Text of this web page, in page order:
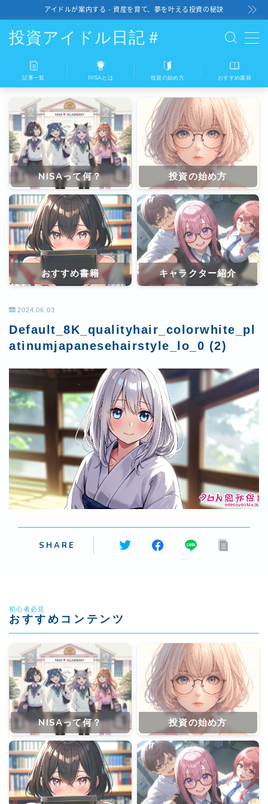
アイドルが案内する - 資産を育て、夢を叶える投資の秘訣
投資アイドル日記＃
記事一覧
NISAとは
投資の始め方
おすすめ書籍
記事一覧 NISAとは 投資の始め方 おすすめ書籍
NISAって何？ 投資の始め方
おすすめ書籍 キャラクター紹介
2024.06.03
Default_8K_qualityhair_colorwhite_pl
atinumjapanesehairstyle_lo_0 (2)
SHARE
初心者必見
おすすめコンテンツ
NISAって何？ 投資の始め方